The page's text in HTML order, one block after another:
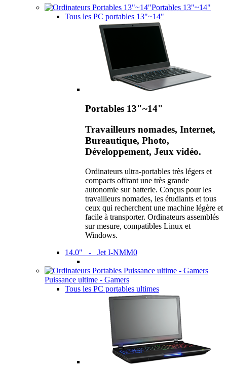
Portables 13"~14"
Tous les PC portables 13"~14"
Portables 13"~14"
Travailleurs nomades, Internet,
Bureautique, Photo,
Développement, Jeux vidéo.
Ordinateurs ultra-portables très légers et
compacts offrant une très grande
autonomie sur batterie. Conçus pour les
travailleurs nomades, les étudiants et tous
ceux qui recherchent une machine légère et
facile à transporter. Ordinateurs assemblés
sur mesure, compatibles Linux et
Windows.
14.0" - Jet I-NMM0
Puissance ultime - Gamers
Tous les PC portables ultimes